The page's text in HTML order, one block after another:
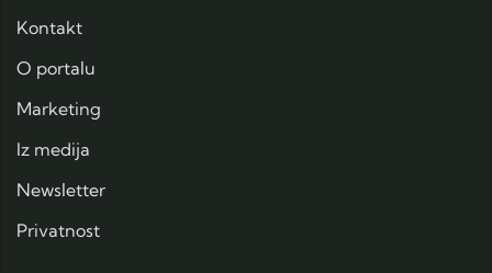
Kontakt
O portalu
Marketing
Iz medija
Newsletter
Privatnost